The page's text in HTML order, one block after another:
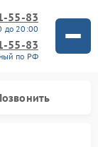
55-83
до 20:00
55-83
по РФ